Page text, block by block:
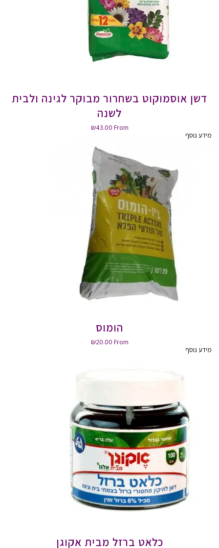
דשן אוסמוקוט בשחרור מבוקר לגינה ולבית
לשנה
From
₪43.00
מידע נוסף
הומוס
From
₪20.00
מידע נוסף
כלאט ברזל מבית אקוגן